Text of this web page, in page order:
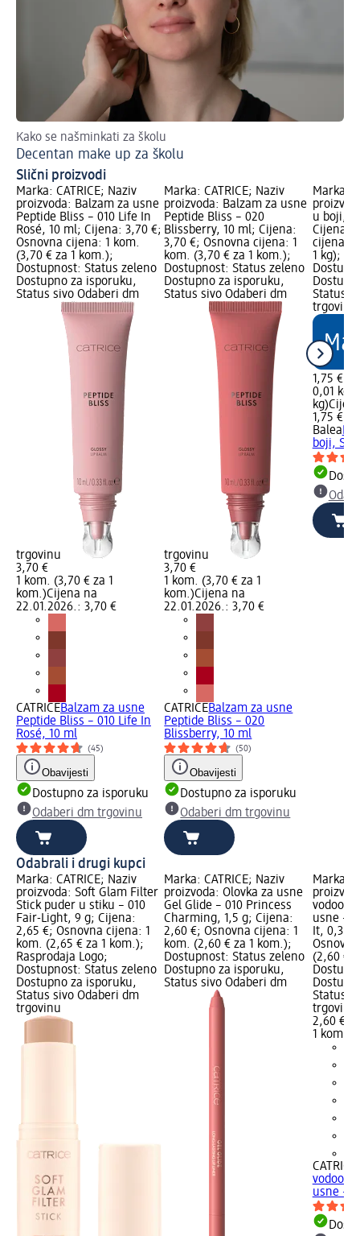
Kako se našminkati za školu
Decentan make up za školu
Slični proizvodi
Marka: CATRICE; Naziv
proizvoda: Balzam za usne
Peptide Bliss – 010 Life In
Rosé, 10 ml; Cijena: 3,70 €;
Osnovna cijena: 1 kom.
(3,70 € za 1 kom.);
Dostupnost: Status zeleno
Dostupno za isporuku,
Status sivo Odaberi dm
trgovinu
3,70 €
1 kom. (3,70 € za 1
kom.)Cijena na
22.01.2026.: 3,70 €
CATRICEBalzam za usne
Peptide Bliss – 010 Life In
Rosé, 10 ml
(45)
Obavijesti
Dostupno za isporuku
Odaberi dm trgovinu
Marka: CATRICE; Naziv
proizvoda: Balzam za usne
Peptide Bliss – 020
Blissberry, 10 ml; Cijena:
3,70 €; Osnovna cijena: 1
kom. (3,70 € za 1 kom.);
Dostupnost: Status zeleno
Dostupno za isporuku,
Status sivo Odaberi dm
trgovinu
3,70 €
1 kom. (3,70 € za 1
kom.)Cijena na
22.01.2026.: 3,70 €
CATRICEBalzam za usne
Peptide Bliss – 020
Blissberry, 10 ml
(50)
Obavijesti
Dostupno za isporuku
Odaberi dm trgovinu
Marka:
u boji,
Cijena:
cijena:
1 kg);
Status
trgovinu
1,75 €
0,01 kg
kg)
1,75 €
Balea
boji,
Odabrali i drugi kupci
Marka: CATRICE; Naziv
proizvoda: Soft Glam Filter
Stick puder u stiku – 010
Fair-Light, 9 g; Cijena:
2,65 €; Osnovna cijena: 1
kom. (2,65 € za 1 kom.);
Rasprodaja Logo;
Dostupnost: Status zeleno
Dostupno za isporuku,
Status sivo Odaberi dm
trgovinu
Marka: CATRICE; Naziv
proizvoda: Olovka za usne
Gel Glide – 010 Princess
Charming, 1,5 g; Cijena:
2,60 €; Osnovna cijena: 1
kom. (2,60 € za 1 kom.);
Dostupnost: Status zeleno
Dostupno za isporuku,
Status sivo Odaberi dm
Marka:
usne –
It, 0,35
(2,60 €
Status
trgovinu
2,60 €
1 kom.
CATRICE
usne –